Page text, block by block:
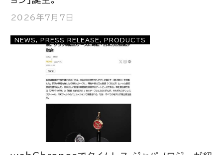
2026年7月7日
NEWS, PRESS RELEASE, PRODUCTS